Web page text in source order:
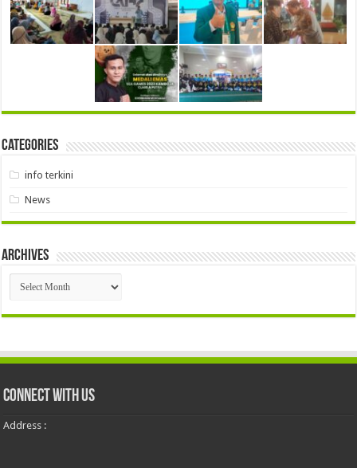
Categories
info terkini
News
Archives
Archives
Connect With Us
Address :